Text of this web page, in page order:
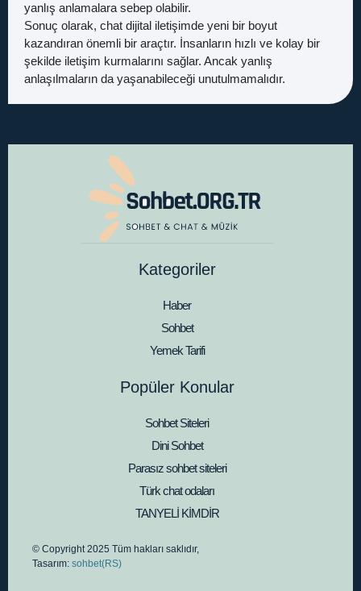
yanlış anlamalara sebep olabilir.
Sonuç olarak, chat dijital iletişimde yeni bir boyut
kazandıran önemli bir araçtır. İnsanların hızlı ve kolay bir
şekilde iletişim kurmalarını sağlar. Ancak yanlış
anlaşılmaların da yaşanabileceği unutulmamalıdır.
Kategoriler
Haber
Sohbet
Yemek Tarifi
Popüler Konular
Sohbet Siteleri
Dini Sohbet
Parasız sohbet siteleri
Türk chat odaları
TANYELİ KİMDİR
© Copyright 2025 Tüm hakları saklıdır,
Tasarım: sohbet(RS)